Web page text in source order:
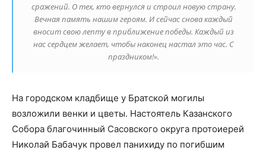
сражений. О тех, кто вернулся и строил новую страну.
Вечная память нашим героям. И сейчас снова каждый
вносит свою лепту в приближение победы. Каждый из
нас сердцем желает, чтобы наконец настал это час. С
праздником!».
На городском кладбище у Братской могилы
возложили венки и цветы. Настоятель Казанского
Собора благочинный Сасовского округа протоиерей
Николай Бабачук провел панихиду по погибшим